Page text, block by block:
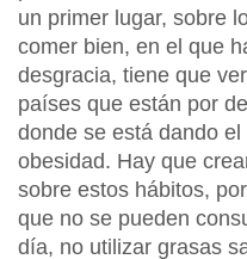
un primer lugar, sobre
comer bien, en el que
desgracia, tiene que
países que están por
donde se está dando
obesidad. Hay que
sobre estos hábitos,
que no se pueden
día, no utilizar grasas